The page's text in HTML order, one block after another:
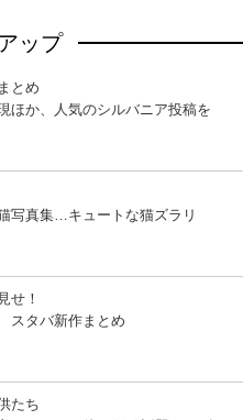
ップ
とめ
ほか、人気のシルバニア投稿を
写真集…キュートな猫ズラリ
せ！
スタバ新作まとめ
たち